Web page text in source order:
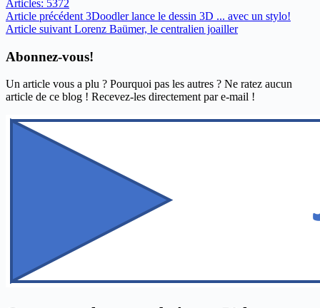
Articles: 5372
Article précédent 3Doodler lance le dessin 3D ... avec un stylo!
Article suivant Lorenz Baümer, le centralien joailler
Abonnez-vous!
Un article vous a plu ? Pourquoi pas les autres ? Ne ratez aucun
article de ce blog ! Recevez-les directement par e-mail !